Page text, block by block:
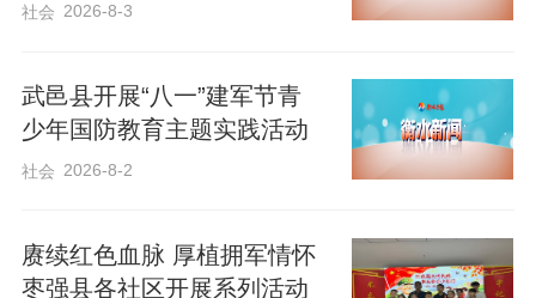
社会 2026-8-3
武邑县开展“八一”建军节青
少年国防教育主题实践活动
社会 2026-8-2
赓续红色血脉 厚植拥军情怀
枣强县各社区开展系列活动